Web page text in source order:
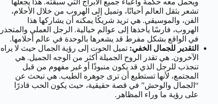
ويحمل معه حكمة وأعباء جميع الأبراج التي سبقته. هذا يجعلها
تشعر بثقل العالم أحيانًا، وتميل إلى الهروب من خلال الأحلام،
الفن، والموسيقى. هي تريد شريكًا يمكنه أن يشاركها هذا
الهروب، فارسًا يأخذها إلى عوالم خيالية. الرجل العملي والمتجذر
في الواقع بشكل مفرط قد يشعرها بالوحدة في عالم أحلامها.
التقدير للجمال الخفي: تميل الحوت إلى رؤية الجمال حيث لا يراه
الآخرون. هي تقدر الروح الجميلة أكثر من الوجه الجميل. هي
تنجذب للرجل الذي قد يكون منبوذًا أو غير مفهوم من قبل
المجتمع، لأنها تستطيع أن ترى جوهره الطيب. هي تبحث عن
“الجمال والوحش” في قصة حقيقية، حيث يكون الحب قادرًا
على رؤية ما وراء المظاهر.